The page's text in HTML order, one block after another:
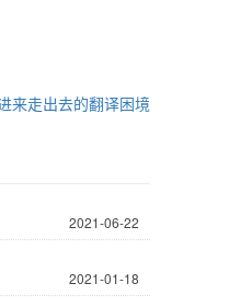
来走出去的翻译困境
2021-06-22
2021-01-18